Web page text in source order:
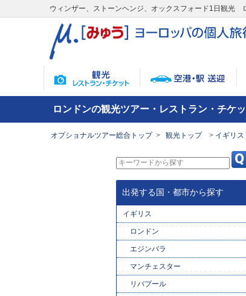
ウィンザー、ストーンヘンジ、オックスフォード1日観光
ロンドンの観光ツアー・レストラン・チケ
オプショナルツアー総合トップ 観光トップ イギリス
出発する国・都市から探す
イギリス
ロンドン
エジンバラ
マンチェスター
リバプール